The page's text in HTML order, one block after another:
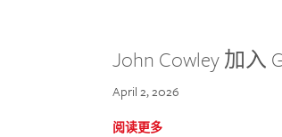
John Cowley 加入
April 2, 2026
阅读更多